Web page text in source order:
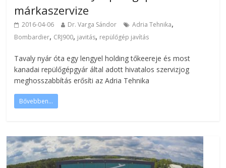
márkaszervize
2016-04-06 Dr. Varga Sándor Adria Tehnika,
Bombardier, CRJ900, javitás, repülőgép javítás
Tavaly nyár óta egy lengyel holding tőkeereje és most
kanadai repülőgépgyár által adott hivatalos szervizjog
meghosszabbítás erősíti az Adria Tehnika
Bővebben...